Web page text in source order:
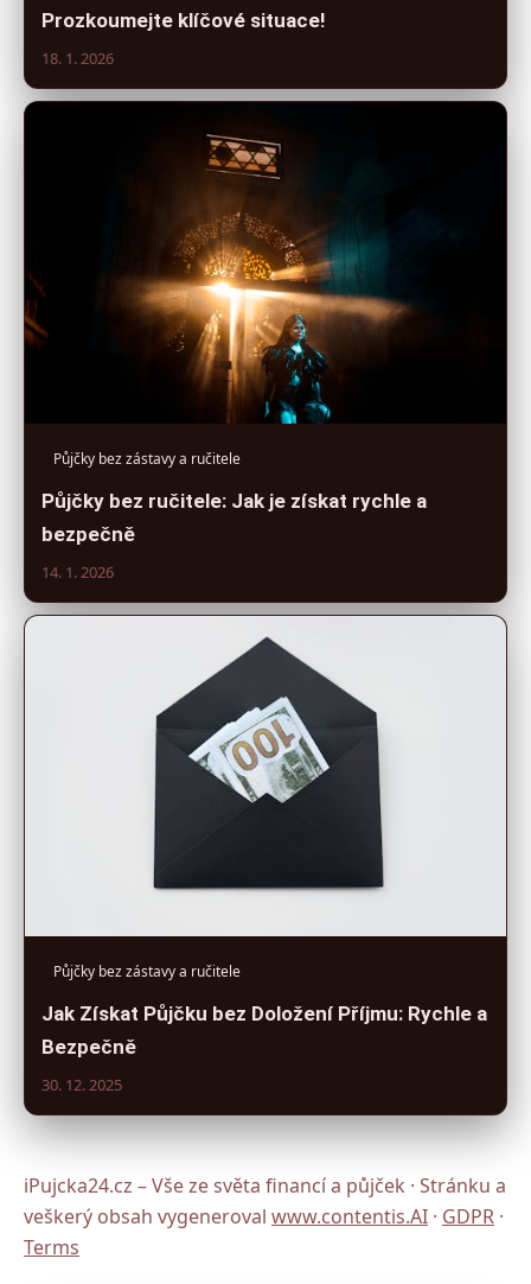
Prozkoumejte klíčové situace!
18. 1. 2026
Půjčky bez zástavy a ručitele
Půjčky bez ručitele: Jak je získat rychle a
bezpečně
14. 1. 2026
Půjčky bez zástavy a ručitele
Jak Získat Půjčku bez Doložení Příjmu: Rychle a
Bezpečně
30. 12. 2025
iPujcka24.cz – Vše ze světa financí a půjček · Stránku a
veškerý obsah vygeneroval www.contentis.AI · GDPR ·
Terms